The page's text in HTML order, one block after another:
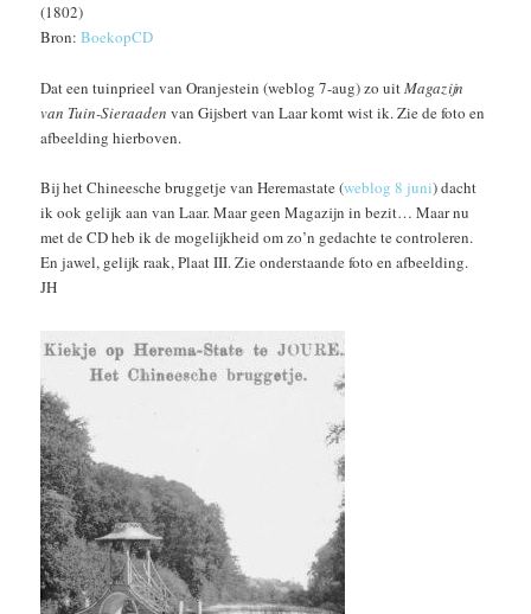
(1802)
Bron:BoekopCD
Dat een tuinprieel van Oranjestein (weblog 7-aug) zo uitMagazijn
van Tuin-Sieraaden van Gijsbert van Laar komt wist ik. Zie de foto en
afbeelding hierboven.
Bij het Chineesche bruggetje van Heremastate (weblog 8 juni) dacht
ik ook gelijk aan van Laar. Maar geen Magazijn in bezit… Maar nu
met de CD heb ik de mogelijkheid om zo’n gedachte te controleren.
En jawel, gelijk raak, Plaat III. Zie onderstaande foto en afbeelding.
JH